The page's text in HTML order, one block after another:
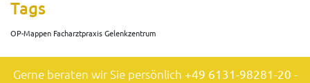
Tags
OP-Mappen Facharztpraxis Gelenkzentrum
Gerne beraten wir Sie persönlich +49 6131-98281-20 -